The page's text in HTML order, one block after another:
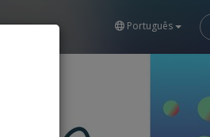
Português